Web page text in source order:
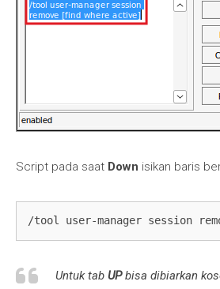
Script pada saat Down isikan baris
/tool user-manager session
Untuk tab UPbisa dibiarkan